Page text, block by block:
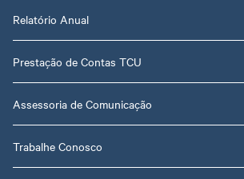
Relatório Anual
Prestação de Contas TCU
Assessoria de Comunicação
Trabalhe Conosco